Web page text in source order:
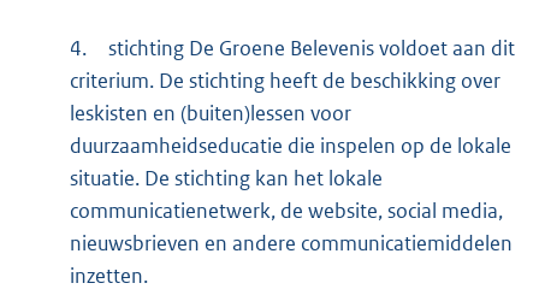
4.
stichting De Groene Belevenis voldoet aan dit
criterium. De stichting heeft de beschikking over
leskisten en (buiten)lessen voor
duurzaamheidseducatie die inspelen op de lokale
situatie. De stichting kan het lokale
communicatienetwerk, de website, social media,
nieuwsbrieven en andere communicatiemiddelen
inzetten.